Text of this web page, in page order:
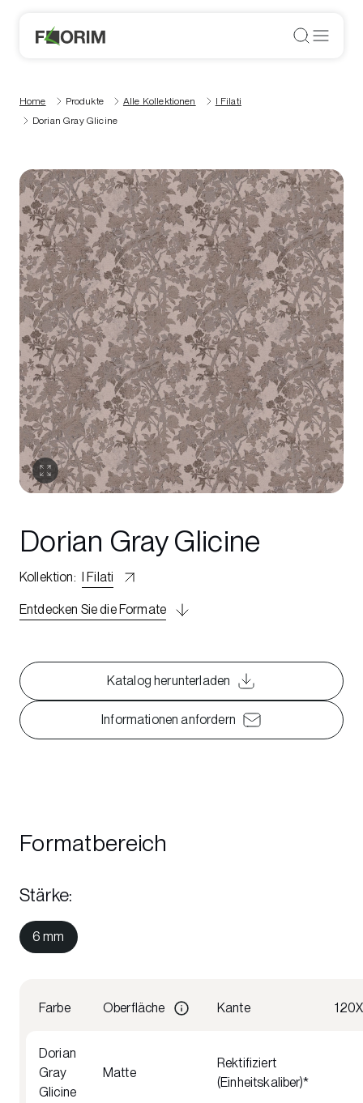
Home Produkte Alle Kollektionen
I Filati
Dorian Gray Glicine
Dorian Gray Glicine
Kollektion: I Filati
Entdecken Sie die Formate
Katalog herunterladen
Informationen anfordern
Formatbereich
Stärke:
6 mm
Farbe Oberfläche Kante
Dorian
Gray
Glicine
Matte
Rektifiziert
(Einheitskaliber)*